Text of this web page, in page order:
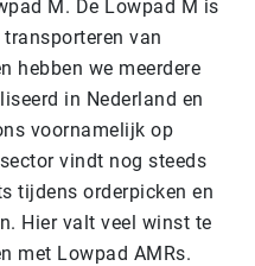
M. De Lowpad M is
van
hebben we meerdere
in Nederland en
voornamelijk op
vindt nog steeds
tijdens orderpicken en
Hier valt veel winst te
met Lowpad AMRs.